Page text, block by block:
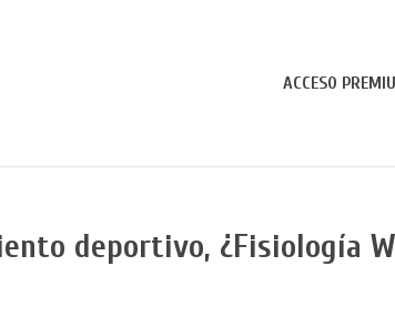
ACCESO
deportivo, ¿Fisiología